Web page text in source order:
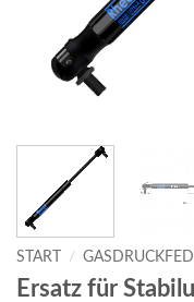
START /
Ersatz für